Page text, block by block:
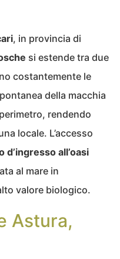
, in provincia di
si estende tra due
costantemente le
della macchia
rendendo
locale. L’accesso
d’ingresso all’oasi
al mare in
valore biologico.
Astura,